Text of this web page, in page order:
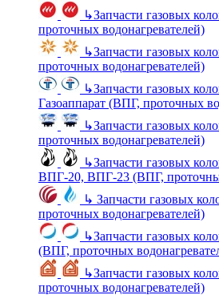
↳Запчасти газовых
проточных водонагревателей)
↳Запчасти газовых
проточных водонагревателей)
↳Запчасти газовых
Газоаппарат (ВПГ, проточных
↳Запчасти газовых
проточных водонагревателей)
↳Запчасти газовых
ВПГ-20, ВПГ-23 (ВПГ,
↳ Запчасти газовых
проточных водонагревателей)
↳Запчасти газовых
(ВПГ, проточных
↳Запчасти газовых
проточных водонагревателей)